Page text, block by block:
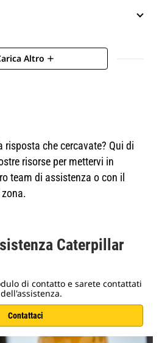
Altro add
risposta che cercavate? Qui di
risorse per mettervi in
team di assistenza o con il
Caterpillar
di contatto e sarete contattati
Contattaci